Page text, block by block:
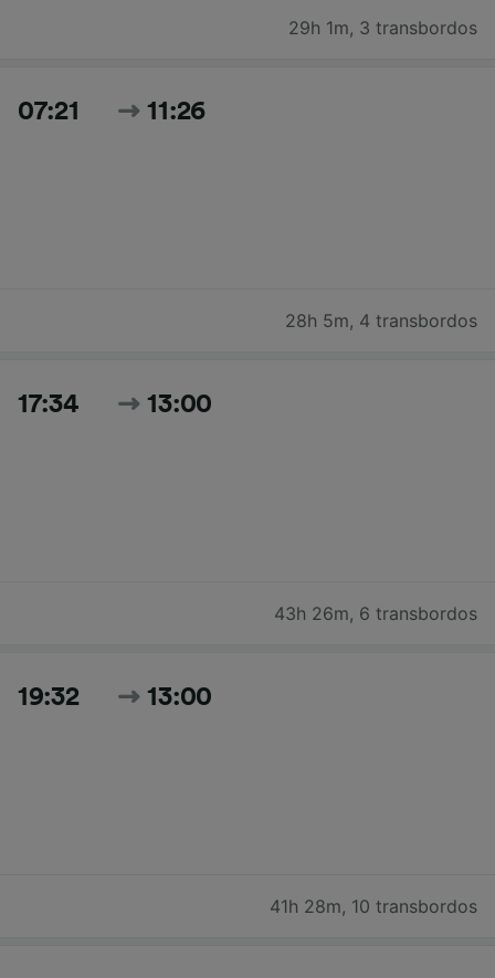
29h 1m, 3 transbordos
07:21 11:26
28h 5m, 4 transbordos
17:34 13:00
43h 26m, 6 transbordos
19:32 13:00
41h 28m, 10 transbordos